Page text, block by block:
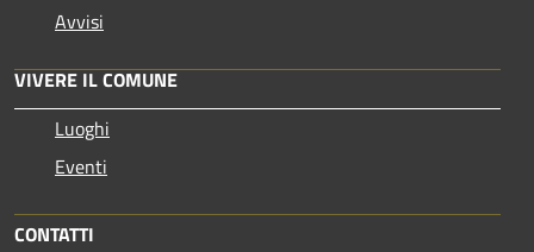
Avvisi
VIVERE IL COMUNE
Luoghi
Eventi
CONTATTI